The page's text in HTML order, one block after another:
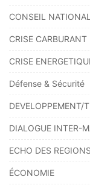
CONSEIL
CRISE CARBURANT
CRISE
Défense & Sécurité
DEVELOPPEMENT/
DIALOGUE INTER-
ECHO DES REGIONS
ÉCONOMIE